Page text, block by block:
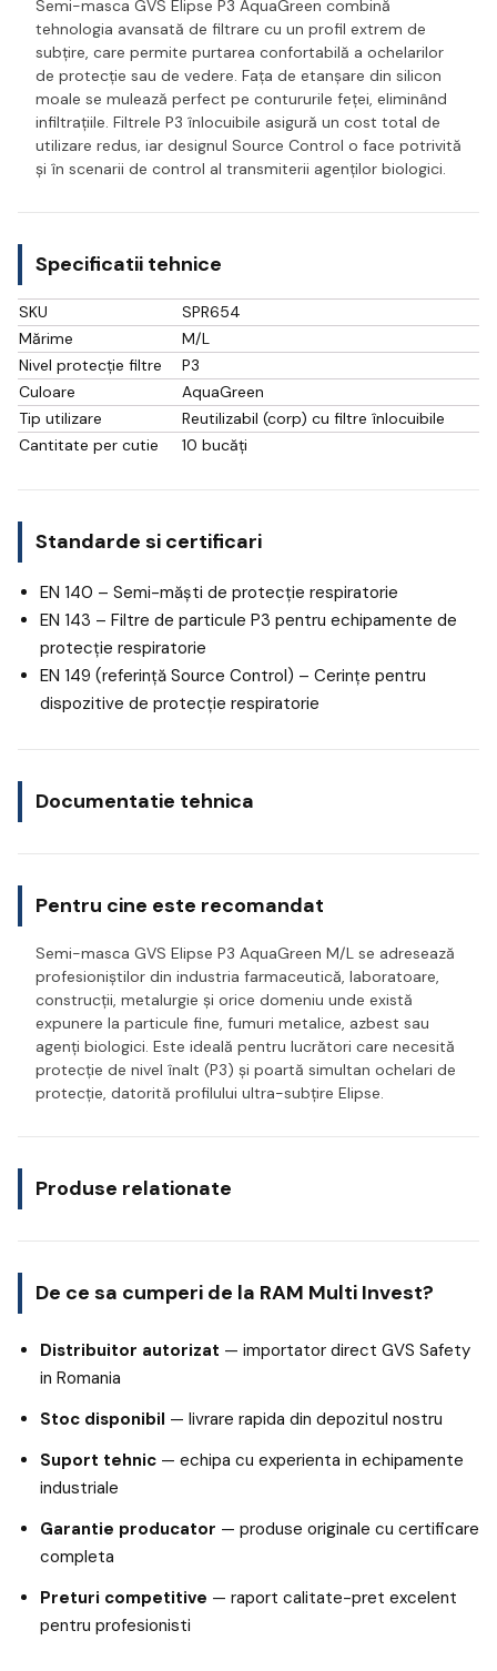
Semi-masca GVS Elipse P3 AquaGreen combină
tehnologia avansată de filtrare cu un profil extrem de
subțire, care permite purtarea confortabilă a ochelarilor
de protecție sau de vedere. Fața de etanșare din silicon
moale se mulează perfect pe contururile feței, eliminând
infiltrațiile. Filtrele P3 înlocuibile asigură un cost total de
utilizare redus, iar designul Source Control o face potrivită
și în scenarii de control al transmiterii agenților biologici.
Specificatii tehnice
SKU
SPR654
Mărime
M/L
Nivel protecție filtre
P3
Culoare
AquaGreen
Tip utilizare
Reutilizabil (corp) cu filtre înlocuibile
Cantitate per cutie
10 bucăți
Standarde si certificari
EN 140 – Semi-măști de protecție respiratorie
EN 143 – Filtre de particule P3 pentru echipamente de
protecție respiratorie
EN 149 (referință Source Control) – Cerințe pentru
dispozitive de protecție respiratorie
Documentatie tehnica
Pentru cine este recomandat
Semi-masca GVS Elipse P3 AquaGreen M/L se adresează
profesioniștilor din industria farmaceutică, laboratoare,
construcții, metalurgie și orice domeniu unde există
expunere la particule fine, fumuri metalice, azbest sau
agenți biologici. Este ideală pentru lucrători care necesită
protecție de nivel înalt (P3) și poartă simultan ochelari de
protecție, datorită profilului ultra-subțire Elipse.
Produse relationate
De ce sa cumperi de la RAM Multi Invest?
Distribuitor autorizat — importator direct GVS Safety
in Romania
Stoc disponibil — livrare rapida din depozitul nostru
Suport tehnic — echipa cu experienta in echipamente
industriale
Garantie producator — produse originale cu certificare
completa
Preturi competitive — raport calitate-pret excelent
pentru profesionisti